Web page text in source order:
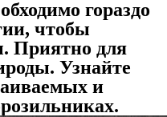
гораздо
чтобы
Приятно для
Узнайте
и